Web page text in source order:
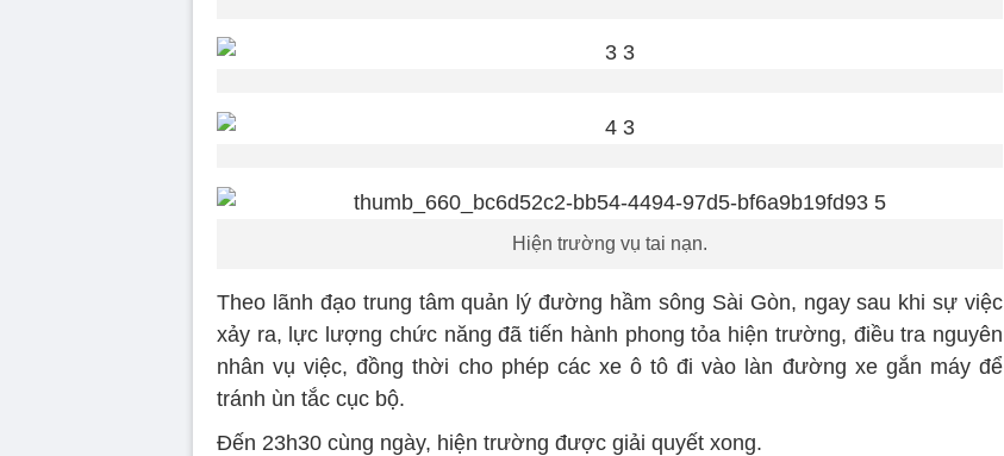
Hiện trường vụ tai nạn.
Theo lãnh đạo trung tâm quản lý đường hầm sông Sài Gòn, ngay sau khi sự việc
xảy ra, lực lượng chức năng đã tiến hành phong tỏa hiện trường, điều tra nguyên
nhân vụ việc, đồng thời cho phép các xe ô tô đi vào làn đường xe gắn máy để
tránh ùn tắc cục bộ.
Đến 23h30 cùng ngày, hiện trường được giải quyết xong.